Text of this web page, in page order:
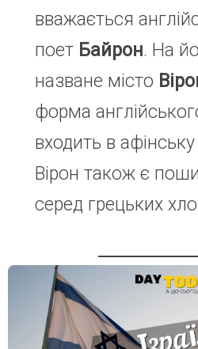
вважається
поет Байрон. На
назване місто
форма
входить в
Вірон також є
серед грецьких